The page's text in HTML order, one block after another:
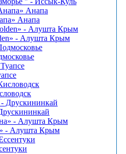
Анапа
- Алушта Крым
- Алушта Крым